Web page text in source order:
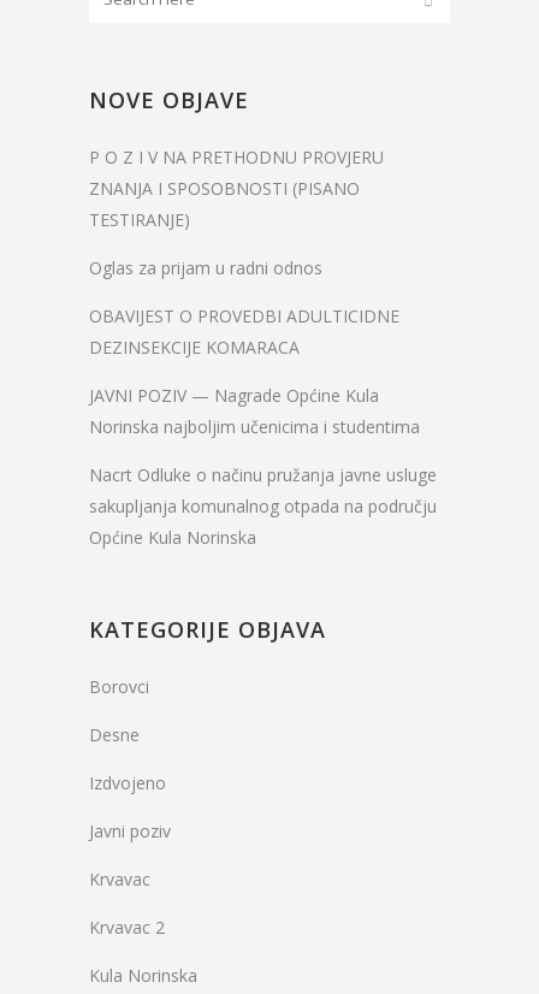
NOVE OBJAVE
P O Z I V NA PRETHODNU PROVJERU
ZNANJA I SPOSOBNOSTI (PISANO
TESTIRANJE)
Oglas za prijam u radni odnos
OBAVIJEST O PROVEDBI ADULTICIDNE
DEZINSEKCIJE KOMARACA
JAVNI POZIV — Nagrade Općine Kula
Norinska najboljim učenicima i studentima
Nacrt Odluke o načinu pružanja javne usluge
sakupljanja komunalnog otpada na području
Općine Kula Norinska
KATEGORIJE OBJAVA
Borovci
Desne
Izdvojeno
Javni poziv
Krvavac
Krvavac 2
Kula Norinska